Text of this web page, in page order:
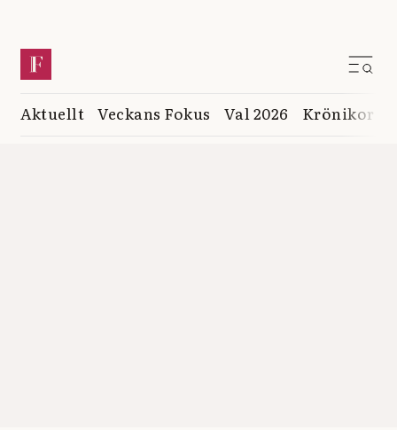
Aktuellt Veckans Fokus Val 2026 Krönikor